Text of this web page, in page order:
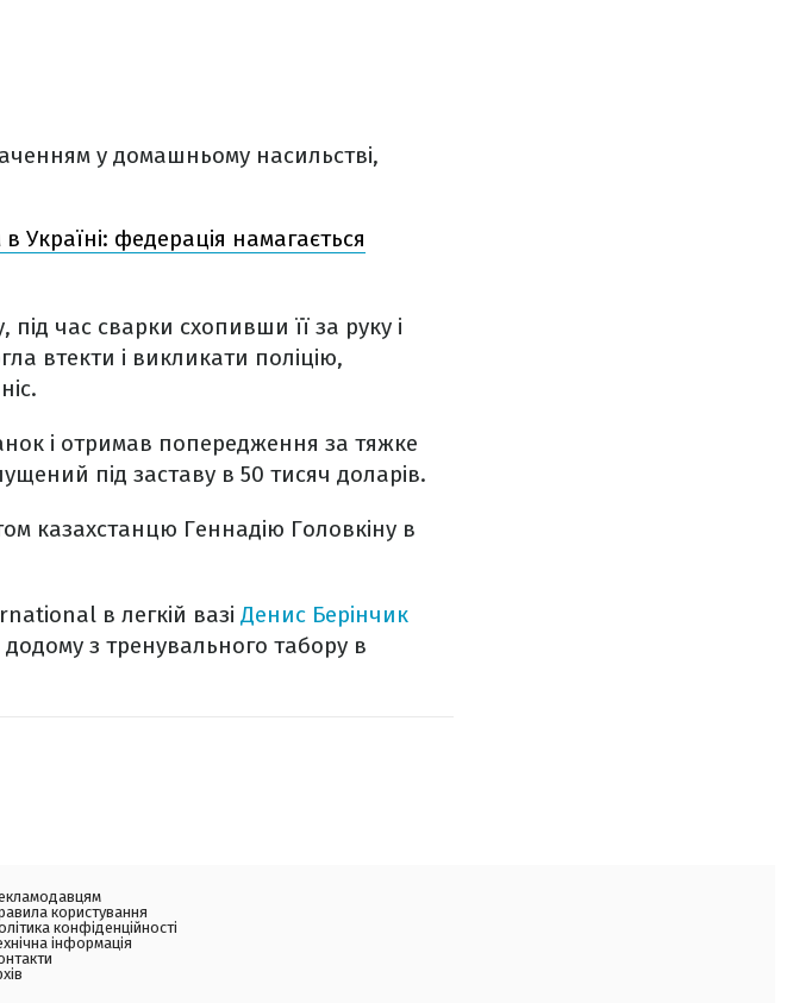
у домашньому насильстві,
Україні: федерація намагається
час сварки схопивши її за руку і
втекти і викликати поліцію,
і отримав попередження за тяжке
під заставу в 50 тисяч доларів.
казахстанцю Геннадію Головкіну в
в легкій вазі Денис Берінчик
з тренувального табору в
користування
конфіденційності
інформація